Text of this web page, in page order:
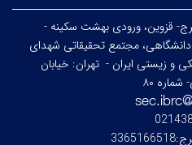
آزاده راه کرج- قزوین، ورودی بهشت سکینه -
دانشگاهی، مجتمع تحقیقاتی شهدای
و زیستی ایران - تهران: خیابان
۸۰